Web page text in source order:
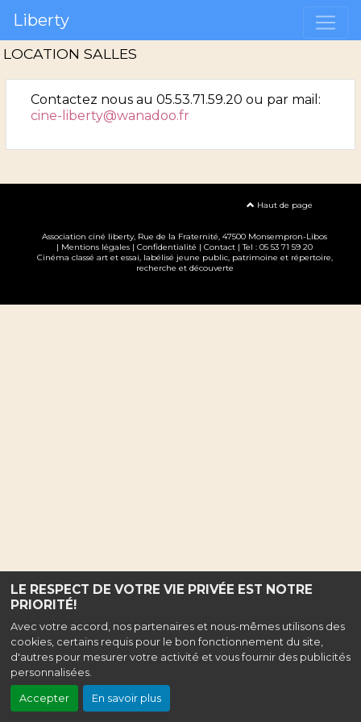
LE RESPECT DE VOTRE VIE PRIVÉE EST NOTRE
PRIORITÉ!
Avec votre accord, nos partenaires et nous-mêmes utilisons des
cookies, certains requis pour le bon fonctionnement du site,
d'autres pour mesurer votre activité et vous fournir des publicités
personnalisées.
Accepter En savoir plus
Liberty
LOCATION SALLES
Contactez nous au 05.53.71.59.20 ou par mail:
cine-liberty@wanadoo.fr
Haut de page
Association ciné liberty, Rue de la Fraternité, 47500 Monsempron-Libos
| Mentions légales | Confidentialité | Contact | Tel : 05 53 71 59 20
Cinéma classé art et essai, labélisé jeune public, patrimoine et répertoire,
recherche et découverte